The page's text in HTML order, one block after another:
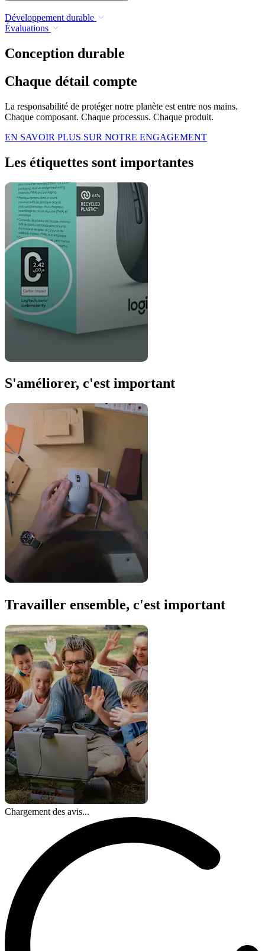
Développement durable
Évaluations
Conception durable
Chaque détail compte
La responsabilité de protéger notre planète est entre nos mains.
Chaque composant. Chaque processus. Chaque produit.
EN SAVOIR PLUS SUR NOTRE ENGAGEMENT
Les étiquettes sont importantes
S'améliorer, c'est important
Travailler ensemble, c'est important
Chargement des avis...